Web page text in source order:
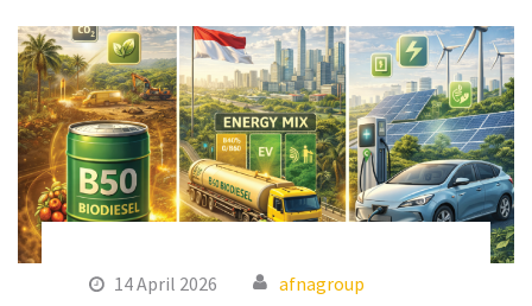
14 April 2026 afnagroup